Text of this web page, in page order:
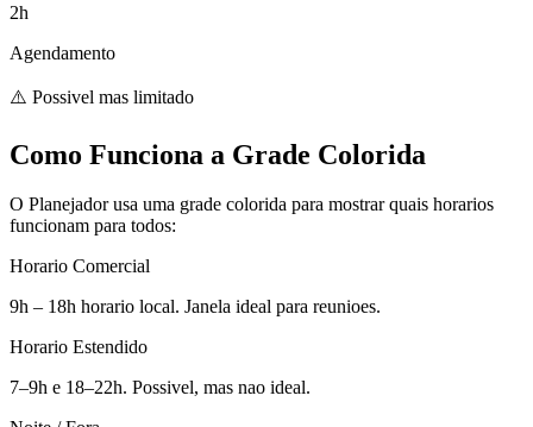
2h
Agendamento
⚠️ Possivel mas limitado
Como Funciona a Grade Colorida
O Planejador usa uma grade colorida para mostrar quais horarios
funcionam para todos:
Horario Comercial
9h – 18h horario local. Janela ideal para reunioes.
Horario Estendido
7–9h e 18–22h. Possivel, mas nao ideal.